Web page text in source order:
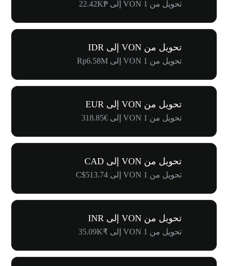
تحويل من 1 VON إلى ₱22.42K
تحويل من VON إلى IDR
تحويل من 1 VON إلى Rp6.58M
تحويل من VON إلى EUR
تحويل من 1 VON إلى €318.85
تحويل من VON إلى CAD
تحويل من 1 VON إلى C$513.74
تحويل من VON إلى INR
تحويل من 1 VON إلى ₹35.09K